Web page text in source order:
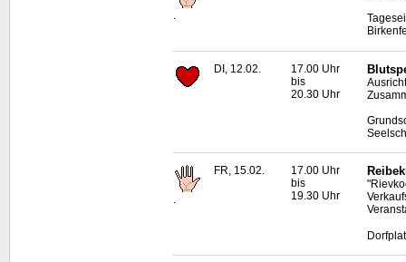
.
DI, 12.02.
17.00 Uhr
bis
20.30 Uhr
.
FR, 15.02.
17.00 Uhr
bis
19.30 Uhr